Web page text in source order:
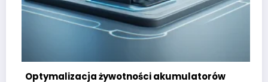
Optymalizacja żywotności akumulatorów